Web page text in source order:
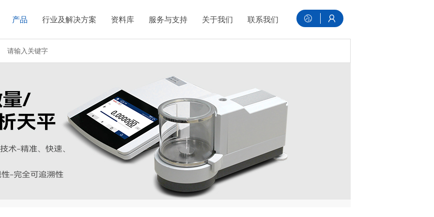
产品 行业及解决方案 资料库 服务与支持 关于我们 联系我们